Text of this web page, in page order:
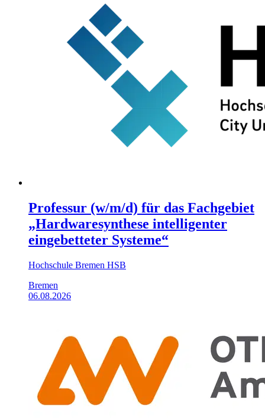
Professur (w/m/d) für das Fachgebiet
„Hardwaresynthese intelligenter
eingebetteter Systeme“
Hochschule Bremen HSB
Bremen
06.08.2026